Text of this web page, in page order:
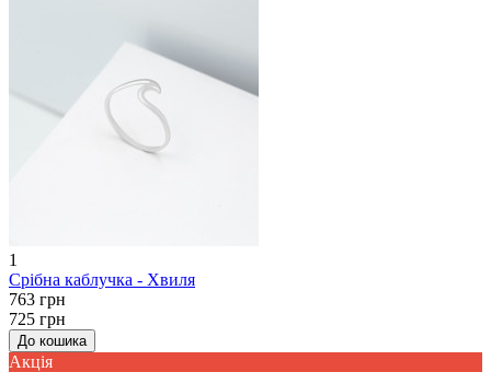
1
Срібна каблучка - Хвиля
763 грн
725 грн
До кошика
Акцiя